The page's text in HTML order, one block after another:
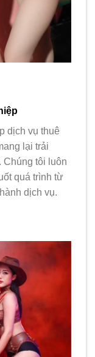
dịch vụ thuê
lại trải
Chúng tôi luôn
quá trình từ
dịch vụ.